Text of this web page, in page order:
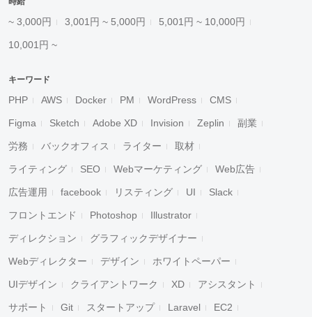
~ 3,000円 3,001円 ~ 5,000円 5,001円 ~ 10,000円
10,001円 ~
キーワード
PHP AWS Docker PM WordPress CMS
Figma Sketch Adobe XD Invision Zeplin 副業
労務 バックオフィス ライター 取材
ライティング SEO Webマーケティング Web広告
広告運用 facebook リスティング UI Slack
フロントエンド Photoshop Illustrator
ディレクション グラフィックデザイナー
Webディレクター デザイン ホワイトペーパー
UIデザイン クライアントワーク XD アシスタント
サポート Git スタートアップ Laravel EC2